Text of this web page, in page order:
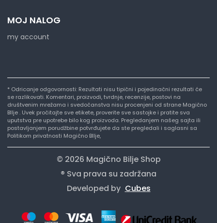
MOJ NALOG
my account
* Odricanje odgovornosti: Rezultati nisu tipični i pojedinačni rezultati će
se razlikovati. Komentari, proizvodi, tvrdnje, recenzije, postovi na
društvenim mrežama i svedočanstva nisu procenjeni od strane Magično
BIlje . Uvek pročitajte sve etikete, proverite sve sastojke i pratite sva
uputstva pre upotrebe bilo kog proizvoda. Pregledanjem našeg sajta ili
postavljanjem porudžbine potvrđujete da ste pregledali i saglasni sa
Politikom privatnosti Magično BIlje,
© 2026 Magično Bilje Shop
® Sva prava su zadržana
Developed by Cubes